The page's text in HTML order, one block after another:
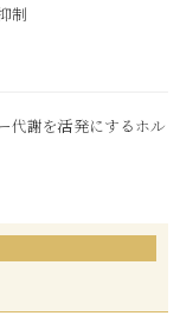
制
代謝を活発にするホル